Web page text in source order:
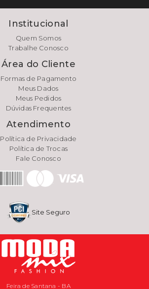
Institucional
Quem Somos
Trabalhe Conosco
Área do Cliente
Formas de Pagamento
Meus Dados
Meus Pedidos
Dúvidas Frequentes
Atendimento
Política de Privacidade
Política de Trocas
Fale Conosco
Site Seguro
Feira de Santana - BA